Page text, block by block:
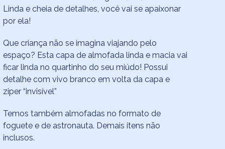
Linda e cheia de detalhes, você vai se apaixonar
por ela!
Que criança não se imagina viajando pelo
espaço? Esta capa de almofada linda e macia vai
ficar linda no quartinho do seu miúdo! Possui
detalhe com vivo branco em volta da capa e
ziper “invisível”
Temos também almofadas no formato de
foguete e de astronauta. Demais itens não
inclusos.